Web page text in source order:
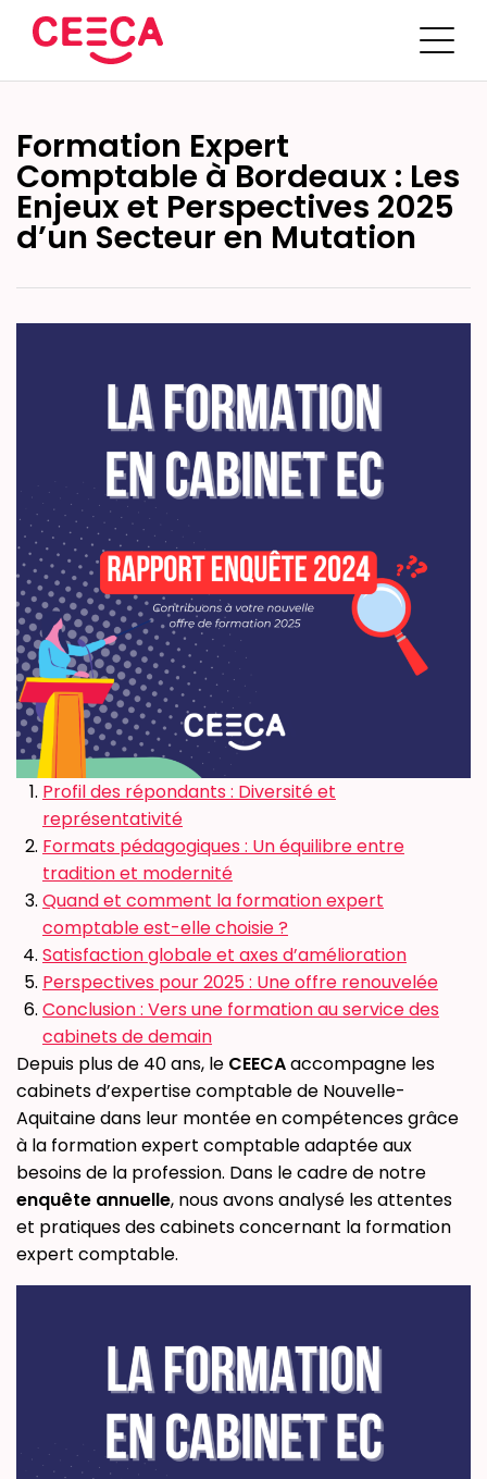
Portail d’inscription
DEC
Sur mesure
Bilan de compétences
Blog
Contactez le CEECA
Formation Expert
Comptable à Bordeaux : Les
Enjeux et Perspectives 2025
d’un Secteur en Mutation
Profil des répondants : Diversité et
représentativité
Formats pédagogiques : Un équilibre entre
tradition et modernité
Quand et comment la formation expert
comptable est-elle choisie ?
Satisfaction globale et axes d’amélioration
Perspectives pour 2025 : Une offre renouvelée
Conclusion : Vers une formation au service des
cabinets de demain
Depuis plus de 40 ans, le CEECAaccompagne les
cabinets d’expertise comptable de Nouvelle-
Aquitaine dans leur montée en compétences grâce
à la formation expert comptable adaptée aux
besoins de la profession. Dans le cadre de notre
enquête annuelle, nous avons analysé les attentes
et pratiques des cabinets concernant la formation
expert comptable.